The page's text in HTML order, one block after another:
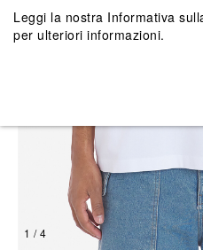
1 / 4
Leggi la nostra Informativa
per ulteriori informazioni.